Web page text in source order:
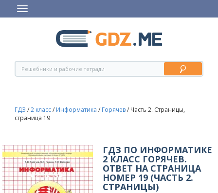
ГДЗ /2 класс/ Информатика / Горячев/ Часть 2. Страницы,
страница 19
ГДЗ ПО ИНФОРМАТИКЕ
2 КЛАСС ГОРЯЧЕВ.
ОТВЕТ НА СТРАНИЦА
НОМЕР 19 (ЧАСТЬ 2.
СТРАНИЦЫ)